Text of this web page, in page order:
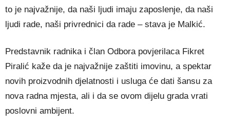
to je najvažnije, da naši ljudi imaju zaposlenje, da naši
ljudi rade, naši privrednici da rade – stava je Malkić.
Predstavnik radnika i član Odbora povjerilaca Fikret
Piralić kaže da je najvažnije zaštiti imovinu, a spektar
novih proizvodnih djelatnosti i usluga će dati šansu za
nova radna mjesta, ali i da se ovom dijelu grada vrati
poslovni ambijent.